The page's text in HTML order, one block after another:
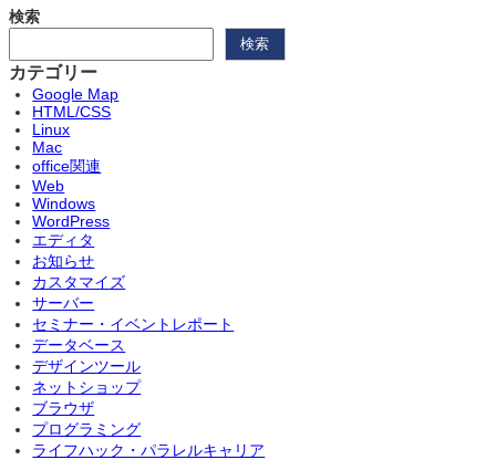
検索
検索
カテゴリー
Google Map
HTML/CSS
Linux
Mac
office関連
Web
Windows
WordPress
エディタ
お知らせ
カスタマイズ
サーバー
セミナー・イベントレポート
データベース
デザインツール
ネットショップ
ブラウザ
プログラミング
ライフハック・パラレルキャリア